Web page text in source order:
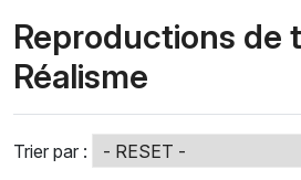
Reproductions de
Réalisme
Trier par :